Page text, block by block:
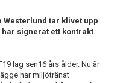
Westerlund tar klivet upp
signerat ett kontrakt
lag sen16 års ålder. Nu är
har miljötränat